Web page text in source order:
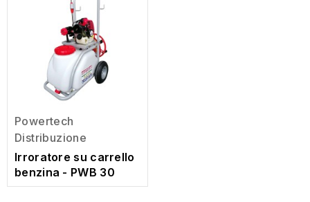
Powertech
Distribuzione
Irroratore su carrello
benzina - PWB 30